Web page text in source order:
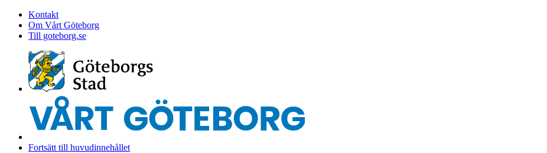
Kontakt
Om Vårt Göteborg
Till goteborg.se
Fortsätt till huvudinnehållet